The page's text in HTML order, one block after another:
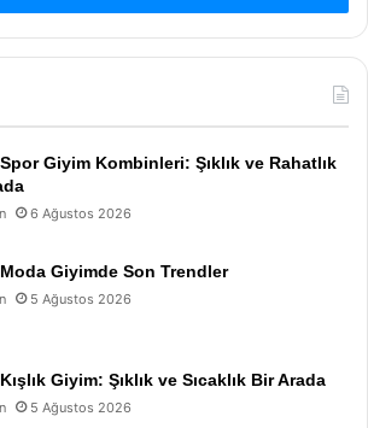
Giyim Kombinleri: Şıklık ve Rahatlık
6 Ağustos 2026
Giyimde Son Trendler
5 Ağustos 2026
Giyim: Şıklık ve Sıcaklık Bir Arada
5 Ağustos 2026